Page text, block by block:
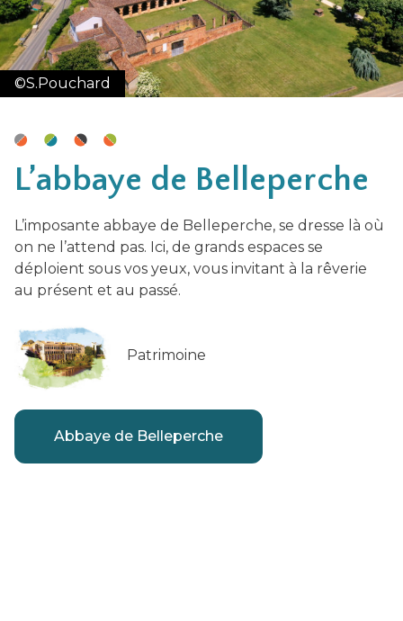
©S.Pouchard
L’abbaye de Belleperche
L’imposante abbaye de Belleperche, se dresse là où
on ne l’attend pas. Ici, de grands espaces se
déploient sous vos yeux, vous invitant à la rêverie
au présent et au passé.
Patrimoine
Abbaye de Belleperche